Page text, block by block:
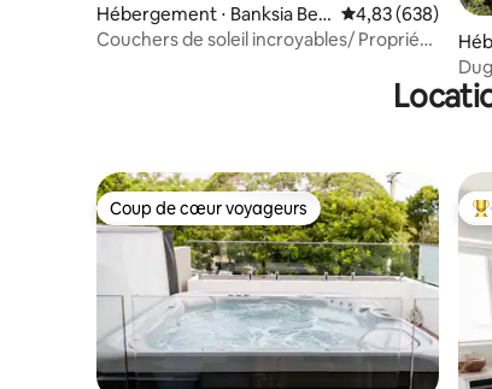
Hébergement ⋅ Banksia Bea
ch
Évaluation
4,83 (638)
Couchers de soleil incroyables/ Propriété
nd
Coup de cœur voyageurs
Coup de cœur voyageurs